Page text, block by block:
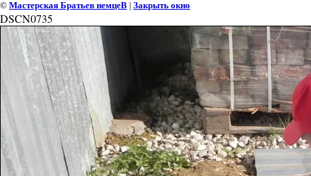
© Мастерская Братьев немцеВ | Закрыть окно
DSCN0735